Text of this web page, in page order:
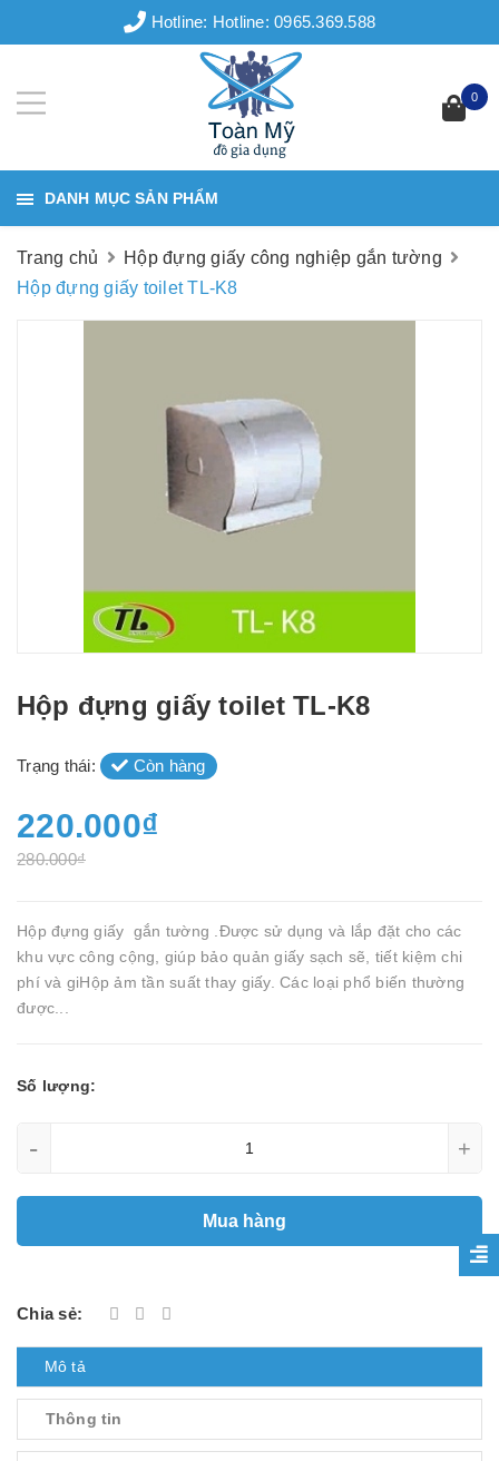
Hotline: Hotline: 0965.369.588
0
DANH MỤC SẢN PHẨM
Trang chủ
Hộp đựng giấy công nghiệp gắn tường
Hộp đựng giấy toilet TL-K8
Hộp đựng giấy toilet TL-K8
Trạng thái: Còn hàng
220.000₫
280.000₫
Hộp đựng giấy gắn tường .Được sử dụng và lắp đặt cho các
khu vực công cộng, giúp bảo quản giấy sạch sẽ, tiết kiệm chi
phí và giHộp ảm tần suất thay giấy. Các loại phổ biến thường
được...
Số lượng:
- +
Mua hàng
Chia sẻ:
Mô tả
Thông tin